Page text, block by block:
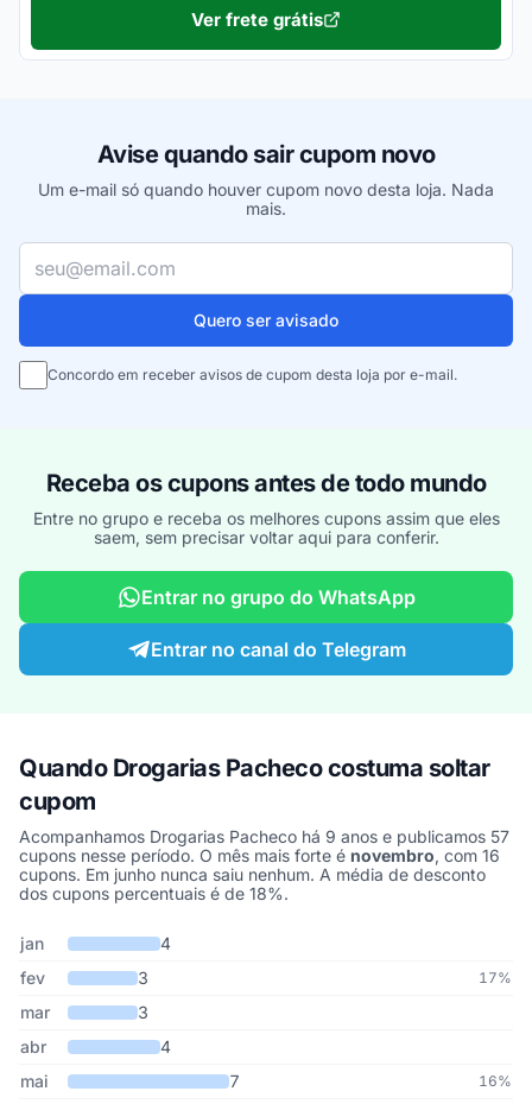
Ver frete grátis
Avise quando sair cupom novo
Um e-mail só quando houver cupom novo desta loja. Nada
mais.
Quero ser avisado
Concordo em receber avisos de cupom desta loja por e-mail.
Receba os cupons antes de todo mundo
Entre no grupo e receba os melhores cupons assim que eles
saem, sem precisar voltar aqui para conferir.
Entrar no grupo do WhatsApp
Entrar no canal do Telegram
Quando Drogarias Pacheco costuma soltar
cupom
Acompanhamos Drogarias Pacheco há 9 anos e publicamos 57
cupons nesse período. O mês mais forte é novembro, com 16
cupons. Em junho nunca saiu nenhum. A média de desconto
dos cupons percentuais é de 18%.
Cupons de Drogarias Pacheco publicados por mês, somando os
Mês Cupons publicados
jan
4
fev
3 17%
mar
3
abr
4
mai
7 16%